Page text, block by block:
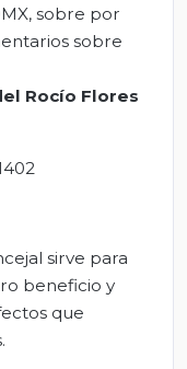
sobre por
sobre
Rocío Flores
sirve para
beneficio y
que